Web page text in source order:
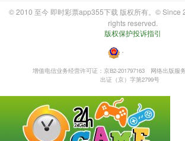
© 2010 至今 即时彩票app355下载 版权所有。© Since
rights reserved.
版权保护投诉指引
・
增值电信业务经营许可证：京B2-201797163
网络出版服
出证（京）字第2799号